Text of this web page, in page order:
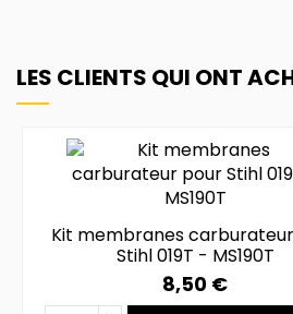
LES CLIENTS QUI ONT
Kit membranes
Stihl 019T - MS190T
8,50 €